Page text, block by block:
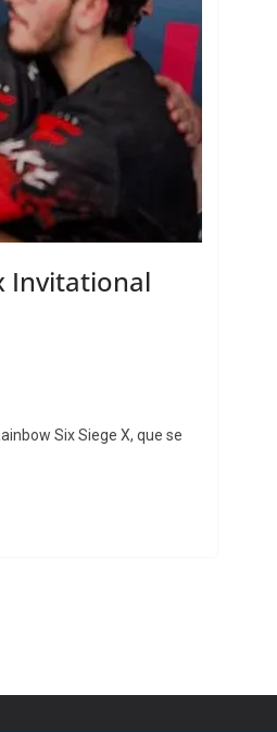
Invitational
Six Siege X, que se